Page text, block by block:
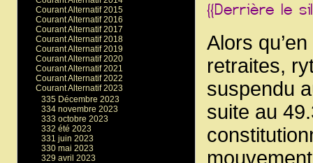
Alors
retraites,
suspendu
suite au
Courant Alternatif 2015
Courant Alternatif 2016
Courant Alternatif 2017
Courant Alternatif 2018
Courant Alternatif 2019
Courant Alternatif 2020
Courant Alternatif 2021
Courant Alternatif 2022
Courant Alternatif 2023
335 Décembre 2023
334 novembre 2023
333 octobre 2023
332 été 2023
331 juin 2023
330 mai 2023
329 avril 2023